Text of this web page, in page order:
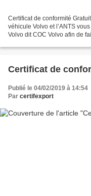
Certificat de conformité
véhicule Volvo et l’ANTS
Volvo dit COC Volvo afin de
Certificat de
Publié le 04/02/2019 à 14:54
Par certifexport